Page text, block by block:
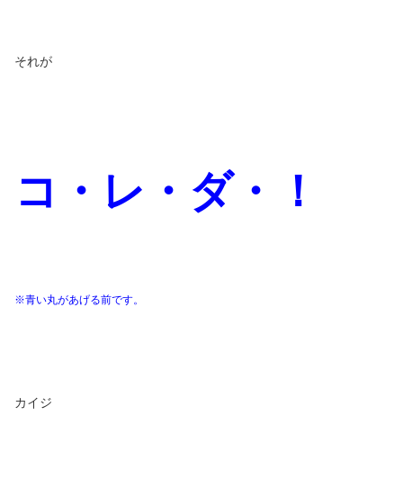
それが
コ・レ・ダ・！
※青い丸があげる前です。
カイジ